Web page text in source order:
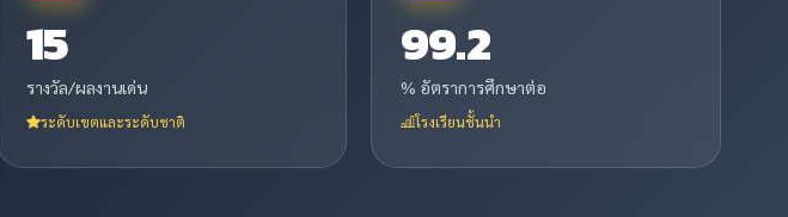
15
รางวัล/ผลงานเด่น
ระดับเขตและระดับชาติ
99.2
% อัตราการศึกษาต่อ
โรงเรียนชั้นนำ